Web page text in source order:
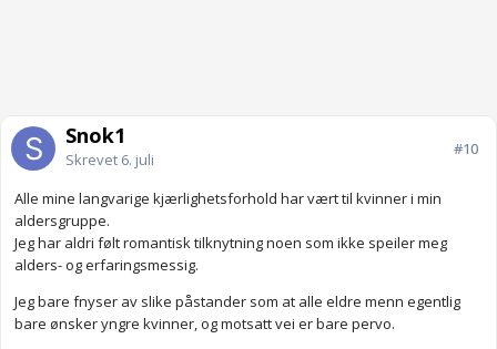
Snok1
Skrevet 6. juli
#10
Alle mine langvarige kjærlighetsforhold har vært til kvinner i min
aldersgruppe.
Jeg har aldri følt romantisk tilknytning noen som ikke speiler meg
alders- og erfaringsmessig.
Jeg bare fnyser av slike påstander som at alle eldre menn egentlig
bare ønsker yngre kvinner, og motsatt vei er bare pervo.